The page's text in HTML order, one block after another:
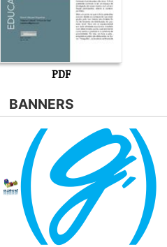
PDF
BANNERS